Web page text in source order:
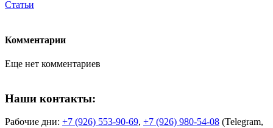
Статьи
Комментарии
Еще нет комментариев
Наши контакты:
Рабочие дни: +7 (926) 553-90-69, +7 (926) 980-54-08 (Telegram,